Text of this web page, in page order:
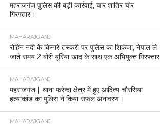
महराजगंज पुलिस की बड़ी कार्रवाई, चार शातिर चोर
गिरफ्तार।
MAHARAJGANJ
रोहिन नदी के किनारे तस्करी पर पुलिस का शिकंजा, नेपाल ले
जाते समय 2 बोरी यूरिया खाद के साथ एक अभियुक्त गिरफ्तार
MAHARAJGANJ
महराजगंज | थाना फरेन्दा क्षेत्र में हुए आदित्य चौरसिया
हत्याकांड का पुलिस ने किया सफल अनावरण।
MAHARAJGANJ